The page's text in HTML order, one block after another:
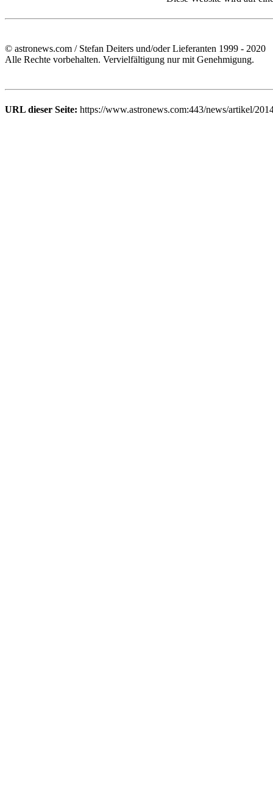
© astronews.com / Stefan Deiters und/oder Lieferanten 1999 - 2020
Alle Rechte vorbehalten. Vervielfältigung nur mit Genehmigung.
URL dieser Seite: https://www.astronews.com:443/news/artikel/